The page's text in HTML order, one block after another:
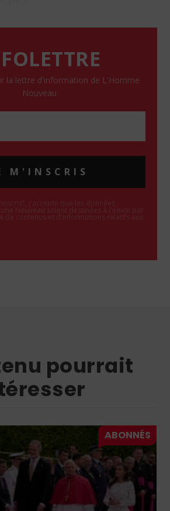
la lettre d'information de L'Homme
Nouveau
M'INSCRIS
j'accepte que les données
Nouveau soient destinées à l'envoi par
de contenus et d'informations relatifs aux
pourrait